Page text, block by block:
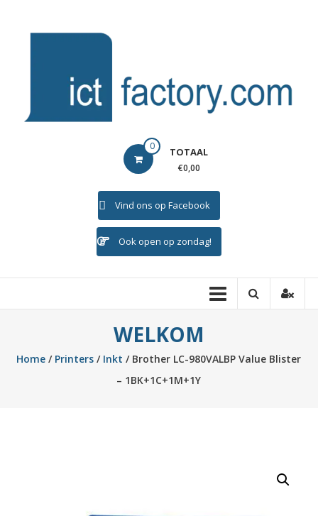
ICTFACTORY 0 TOTAAL
€0,00
Vind ons op Facebook
Ook open op zondag!
WELKOM
Home / Printers / Inkt / Brother LC-980VALBP Value Blister
– 1BK+1C+1M+1Y